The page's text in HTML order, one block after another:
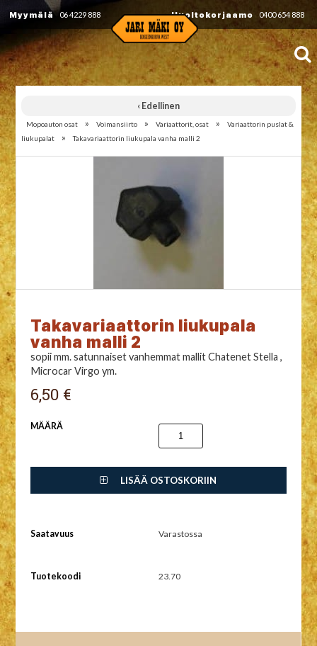
Myymälä 06 4229 888 Huoltokorjaamo 0400 654 888
‹ Edellinen
Mopoauton osat » Voimansiirto » Variaattorit, osat »
Variaattorin puslat &
liukupalat
» Takavariaattorin liukupala vanha malli 2
Takavariaattorin liukupala
vanha malli 2
sopii mm. satunnaiset vanhemmat mallit Chatenet Stella ,
Microcar Virgo ym.
6,50 €
MÄÄRÄ
LISÄÄ OSTOSKORIIN
Saatavuus Varastossa
Tuotekoodi 23.70